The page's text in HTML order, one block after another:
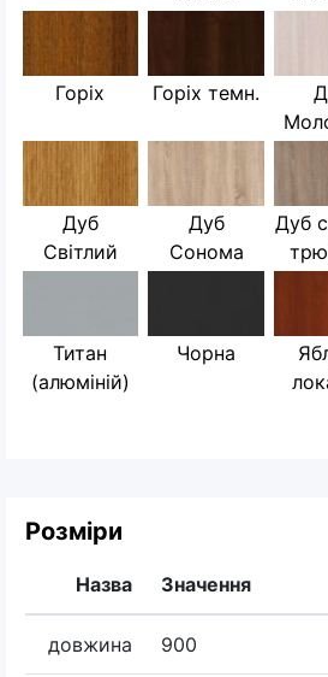
Горіх Горіх темн.
Дуб
Світлий
Дуб
Сонома
Дуб
Титан
(алюміній)
Чорна
Розміри
Назва Значення
довжина 900